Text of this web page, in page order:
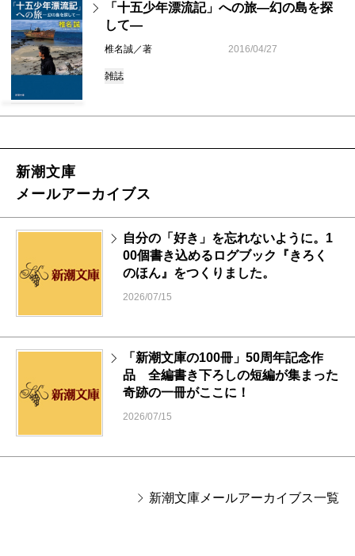
「十五少年漂流記」への旅―幻の島を探
して―
椎名誠／著 2016/04/27
雑誌
新潮文庫
メールアーカイブス
自分の「好き」を忘れないように。1
00個書き込めるログブック『きろく
のほん』をつくりました。
2026/07/15
「新潮文庫の100冊」50周年記念作
品 全編書き下ろしの短編が集まった
奇跡の一冊がここに！
2026/07/15
新潮文庫メールアーカイブス一覧